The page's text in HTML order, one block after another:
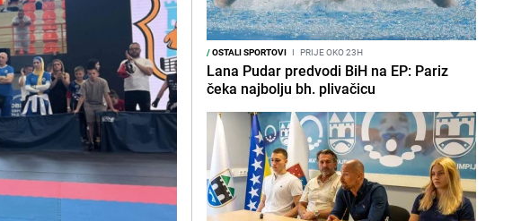
/OSTALI SPORTOVI I PRIJE OKO 23H
Lana Pudar predvodi BiH na EP: Pariz
čeka najbolju bh. plivačicu